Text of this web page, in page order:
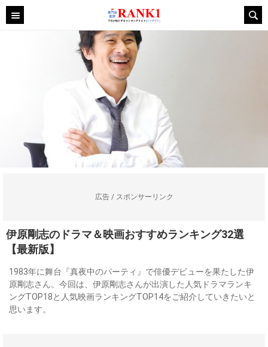
広告 / スポンサーリンク
伊原剛志のドラマ＆映画おすすめランキング32選
【最新版】
1983年に舞台『真夜中のパーティ』で俳優デビューを果たした伊
原剛志さん。今回は、伊原剛志さんが出演した人気ドラマランキ
ングTOP18と人気映画ランキングTOP14をご紹介していきたいと
思います。